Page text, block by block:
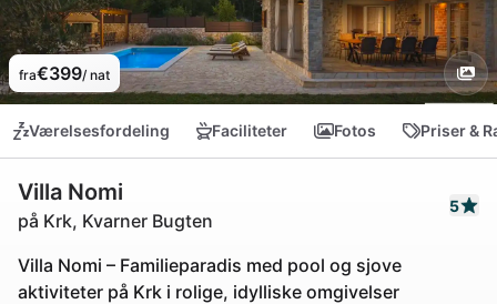
fra€399/ nat
Værelsesfordeling Faciliteter Fotos Priser &
Villa Nomi
på Krk, Kvarner Bugten
5
Villa Nomi – Familieparadis med pool og sjove
aktiviteter på Krk i rolige, idylliske omgivelser